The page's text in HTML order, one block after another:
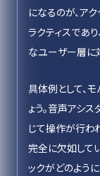
になるのが、ア
ラクティスであ
なユーザー層に
具体例として、
ょう。音声アシ
じて操作が行わ
完全に欠如して
ックがどのよう